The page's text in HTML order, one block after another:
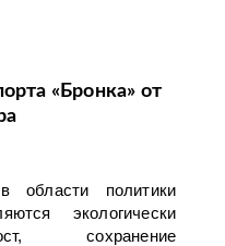
«Бронка» от
политики
экологически
сохранение